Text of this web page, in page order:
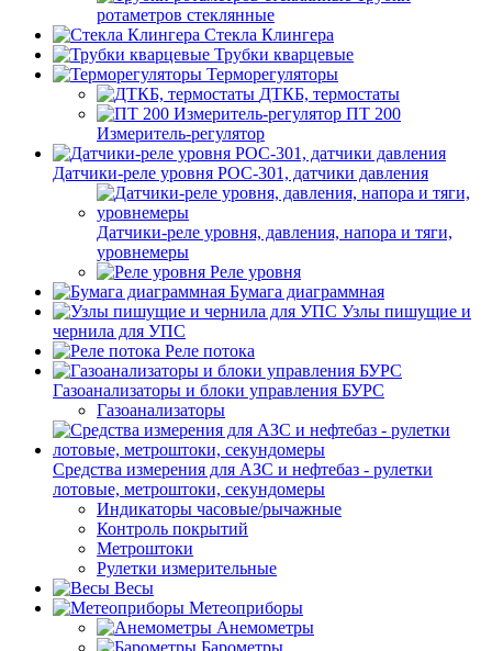
ротаметров стеклянные
Стекла Клингера
Трубки кварцевые
Терморегуляторы
ДТКБ, термостаты
ПТ 200
Измеритель-регулятор
Датчики-реле уровня РОС-301, датчики давления
Датчики-реле уровня, давления, напора и тяги,
уровнемеры
Реле уровня
Бумага диаграммная
Узлы пишущие и
чернила для УПС
Реле потока
Газоанализаторы и блоки управления БУРС
Газоанализаторы
Средства измерения для АЗС и нефтебаз - рулетки
лотовые, метроштоки, секундомеры
Индикаторы часовые/рычажные
Контроль покрытий
Метроштоки
Рулетки измерительные
Весы
Метеоприборы
Анемометры
Барометры